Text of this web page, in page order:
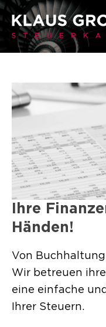
Ihre
Händen!
Von Buchhaltung
Wir betreuen
eine einfache
Ihrer Steuern.